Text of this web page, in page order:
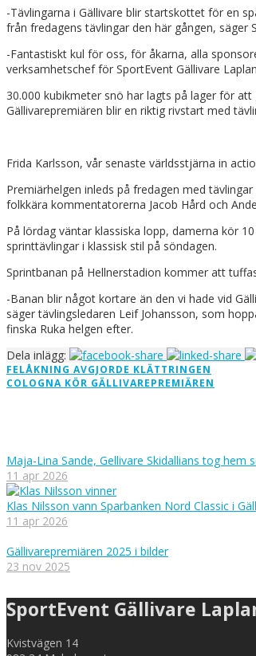
-Tävlingarna i Gällivare blir startskottet för en
från fredagens tävlingar den här gången, säger
-Fantastiskt kul för oss, för åkarna, alla
verksamhetschef för SportEvent Gällivare
30.000 kubikmeter snö har lagts på lager för
Gällivarepremiären blir en riktig rivstart med
Frida Karlsson, vår senaste världsstjärna in
Premiärhelgen inleds på fredagen med
folkkära kommentatorerna Jacob Hård och
På lördag väntar klassiska lopp, damerna kör
sprinttävlingar i klassisk stil på söndagen.
Sprintbanan på Hellnerstadion kommer att
-Banan blir något kortare än den vi hade vid
säger tävlingsledaren Leif Johansson, som
finska Ruka helgen efter.
Dela inlägg:
FELÅKNING AVGJORDE KLÄTTRINGEN
COLOGNA KÖR GÄLLIVAREPREMIÄREN
Maja-Lina Sande, Gellivare Skidallians tog hem
11 apr 2026
Klas Nilsson vann Sparbanken Nord Classic i
11 apr 2026
Gällivarepremiären 2025 i bilder
23 nov 2025
SportEvent Gällivare
Kvistvägen 14